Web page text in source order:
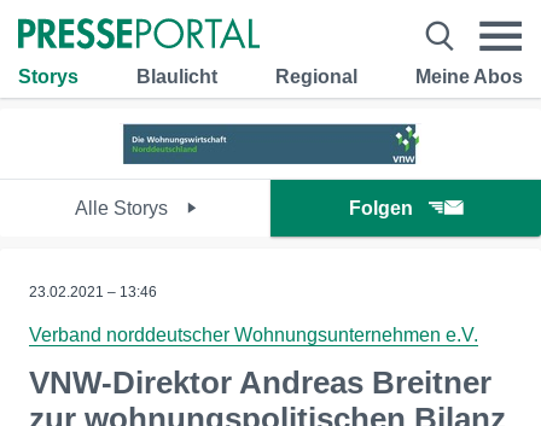
Storys Blaulicht Regional Meine Abos
Alle Storys Folgen
23.02.2021 – 13:46
Verband norddeutscher Wohnungsunternehmen e.V.
VNW-Direktor Andreas Breitner
zur wohnungspolitischen Bilanz